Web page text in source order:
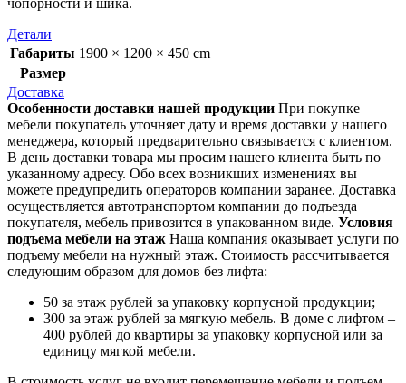
чопорности и шика.
Детали
Габариты 1900 × 1200 × 450 cm
Размер
Доставка
Особенности доставки нашей продукции При покупке
мебели покупатель уточняет дату и время доставки у нашего
менеджера, который предварительно связывается с клиентом.
В день доставки товара мы просим нашего клиента быть по
указанному адресу. Обо всех возникших изменениях вы
можете предупредить операторов компании заранее. Доставка
осуществляется автотранспортом компании до подъезда
покупателя, мебель привозится в упакованном виде. Условия
подъема мебели на этаж Наша компания оказывает услуги по
подъему мебели на нужный этаж. Стоимость рассчитывается
следующим образом для домов без лифта:
50 за этаж рублей за упаковку корпусной продукции;
300 за этаж рублей за мягкую мебель. В доме с лифтом –
400 рублей до квартиры за упаковку корпусной или за
единицу мягкой мебели.